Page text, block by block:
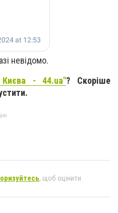
невідомо.
Києва - 44.ua"? Скоріше
, щоб оцінити